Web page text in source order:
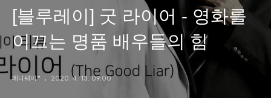
[블루레이] 굿 라이어 - 영화를
이끄는 명품 배우들의 힘
페니웨이™ 2020. 4. 13. 09:00